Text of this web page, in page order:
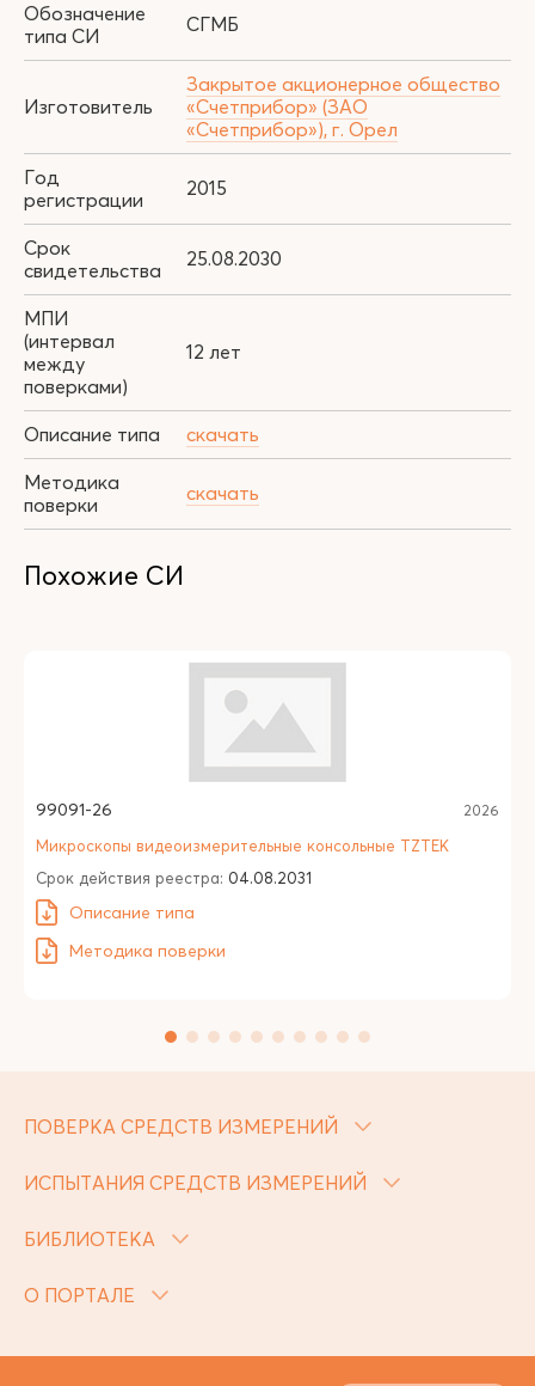
Обозначение
типа СИ
СГМБ
Изготовитель
Закрытое акционерное общество
«Счетприбор» (ЗАО
«Счетприбор»), г. Орел
Год
регистрации
2015
Срок
свидетельства
25.08.2030
МПИ
(интервал
между
поверками)
12 лет
Описание типа
скачать
Методика
поверки
скачать
Похожие СИ
99091-26 2026
Микроскопы видеоизмерительные консольные TZTEK
Срок действия реестра: 04.08.2031
Описание типа
Методика поверки
ПОВЕРКА СРЕДСТВ ИЗМЕРЕНИЙ
ИСПЫТАНИЯ СРЕДСТВ ИЗМЕРЕНИЙ
БИБЛИОТЕКА
О ПОРТАЛЕ